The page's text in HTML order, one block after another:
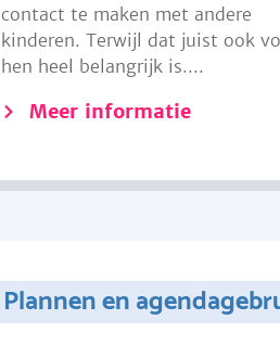
contact te maken met andere
kinderen. Terwijl dat juist ook
hen heel belangrijk is....
Meer informatie
Plannen en